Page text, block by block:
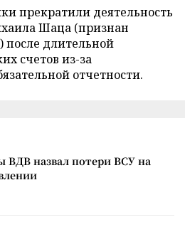
прекратили деятельность
Шаца (признан
после длительной
счетов из-за
отчетности.
ВДВ назвал потери ВСУ на